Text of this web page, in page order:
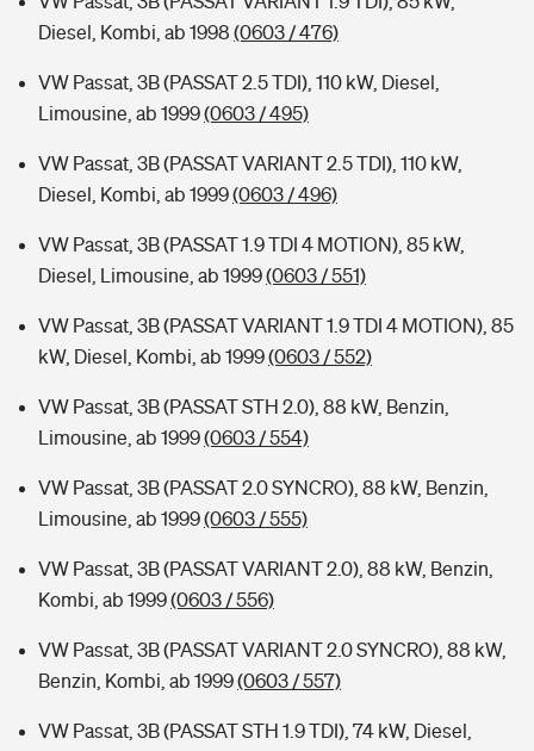
Diesel, Kombi, ab 1998 (0603 / 476)
VW Passat, 3B (PASSAT 2.5 TDI), 110 kW, Diesel,
Limousine, ab 1999(0603 / 495)
VW Passat, 3B (PASSAT VARIANT 2.5 TDI), 110 kW,
Diesel, Kombi, ab 1999(0603 / 496)
VW Passat, 3B (PASSAT 1.9 TDI 4 MOTION), 85 kW,
Diesel, Limousine, ab 1999(0603 / 551)
VW Passat, 3B (PASSAT VARIANT 1.9 TDI 4 MOTION), 85
kW, Diesel, Kombi, ab 1999(0603 / 552)
VW Passat, 3B (PASSAT STH 2.0), 88 kW, Benzin,
Limousine, ab 1999(0603 / 554)
VW Passat, 3B (PASSAT 2.0 SYNCRO), 88 kW, Benzin,
Limousine, ab 1999(0603 / 555)
VW Passat, 3B (PASSAT VARIANT 2.0), 88 kW, Benzin,
Kombi, ab 1999(0603 / 556)
VW Passat, 3B (PASSAT VARIANT 2.0 SYNCRO), 88 kW,
Benzin, Kombi, ab 1999(0603 / 557)
VW Passat, 3B (PASSAT STH 1.9 TDI), 74 kW, Diesel,